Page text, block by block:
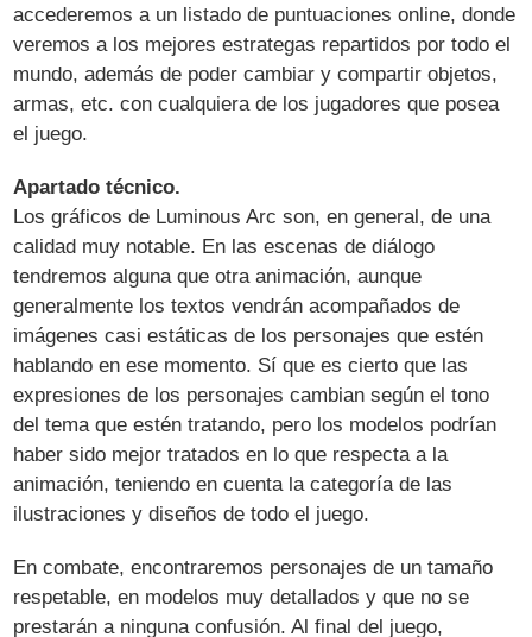
accederemos a un listado de puntuaciones online, donde
veremos a los mejores estrategas repartidos por todo el
mundo, además de poder cambiar y compartir objetos,
armas, etc. con cualquiera de los jugadores que posea
el juego.
Apartado técnico.
Los gráficos de Luminous Arc son, en general, de una
calidad muy notable. En las escenas de diálogo
tendremos alguna que otra animación, aunque
generalmente los textos vendrán acompañados de
imágenes casi estáticas de los personajes que estén
hablando en ese momento. Sí que es cierto que las
expresiones de los personajes cambian según el tono
del tema que estén tratando, pero los modelos podrían
haber sido mejor tratados en lo que respecta a la
animación, teniendo en cuenta la categoría de las
ilustraciones y diseños de todo el juego.
En combate, encontraremos personajes de un tamaño
respetable, en modelos muy detallados y que no se
prestarán a ninguna confusión. Al final del juego,